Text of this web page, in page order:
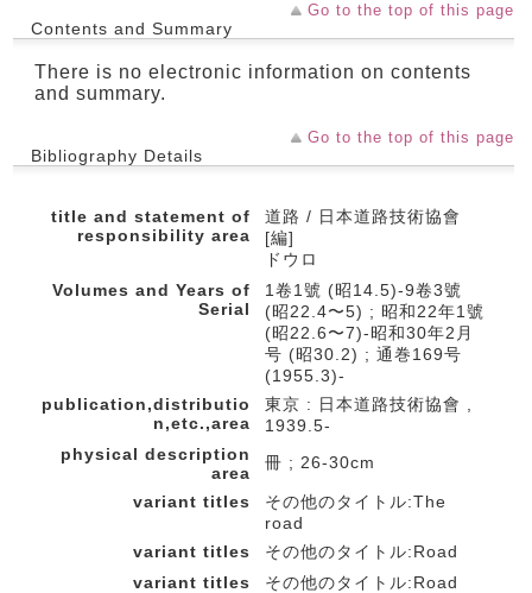
Go to the top of this page
Contents and Summary
There is no electronic information on contents
and summary.
Go to the top of this page
Bibliography Details
title and statement of
responsibility area
道路 / 日本道路技術協會
[編]
ドウロ
Volumes and Years of
Serial
1卷1號 (昭14.5)-9卷3號
(昭22.4〜5) ; 昭和22年1號
(昭22.6〜7)-昭和30年2月
号 (昭30.2) ; 通巻169号
(1955.3)-
publication,distributio
n,etc.,area
東京 : 日本道路技術協會 ,
1939.5-
physical description
area
冊 ; 26-30cm
variant titles
その他のタイトル:The
road
variant titles
その他のタイトル:Road
variant titles
その他のタイトル:Road